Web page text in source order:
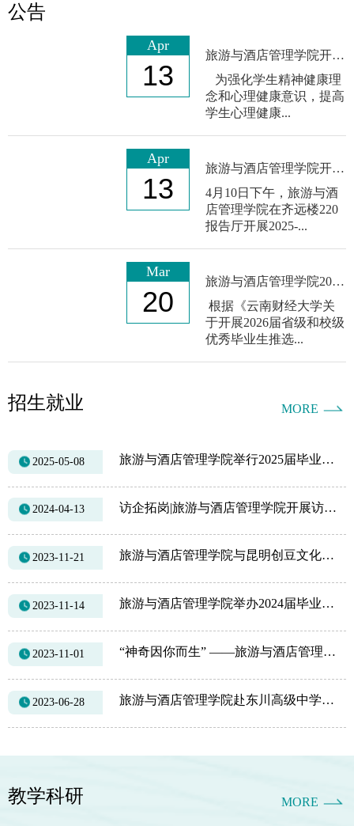
公告
云南财经大学因公临时出国境团组出访后
云南财经大学因公临时出国境团组出访后
云南财经大学因公临时出国境团组出访后
云南财经大学因公临时出国境团组出访后
云南财经大学2026年旅游与酒店管理学
云南财经大学2026年旅游与酒店管理学
Apr
13
旅游与酒店管理学院开展“光影定格温暖，故事治愈成长”—看照片讲故事大赛
为强化学生精神健康理
念和心理健康意识，提高
学生心理健康...
Apr
13
旅游与酒店管理学院开展2025-2026学年心理委员工作总结暨优秀心理委员表彰大会
4月10日下午，旅游与酒
店管理学院在齐远楼220
报告厅开展2025-...
Mar
20
旅游与酒店管理学院2026届省级、校级优秀毕业生推选结果公示
根据《云南财经大学关
于开展2026届省级和校级
优秀毕业生推选...
MORE
招生就业
2025-05-08 旅游与酒店管理学院举行2025届毕业生 毕业、就业集中指导大会
2024-04-13 访企拓岗|旅游与酒店管理学院开展访企拓岗暨周五“职”通车招聘会
2023-11-21 旅游与酒店管理学院与昆明创豆文化传播有限责任公司共建大学生就业创业基地
2023-11-14 旅游与酒店管理学院举办2024届毕业生秋季专场招聘会
2023-11-01 “神奇因你而生” ——旅游与酒店管理学院举办上海迪士尼运营类实习生项目宣讲会
2023-06-28 旅游与酒店管理学院赴东川高级中学进行招生宣讲
MORE
教学科研